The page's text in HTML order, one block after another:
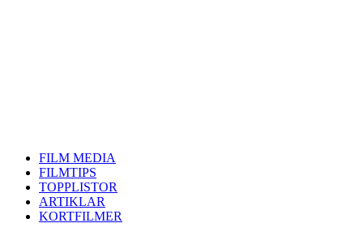
FILM MEDIA
FILMTIPS
TOPPLISTOR
ARTIKLAR
KORTFILMER